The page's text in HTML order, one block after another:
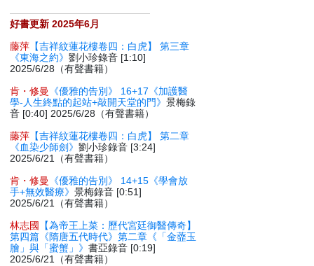
好書更新 2025年6月
藤萍 【吉祥紋蓮花樓卷四：白虎】 第三章
《東海之約》劉小珍錄音 [1:10]
2025/6/28（有聲書籍）
肯・修曼
《優雅的告別》 16+17《加護醫
學-人生終點的起站+敲開天堂的門》景梅錄
音 [0:40] 2025/6/28（有聲書籍）
藤萍 【吉祥紋蓮花樓卷四：白虎】 第二章
《血染少師劍》劉小珍錄音 [3:24]
2025/6/21（有聲書籍）
肯・修曼
《優雅的告別》 14+15《學會放
手+無效醫療》景梅錄音 [0:51]
2025/6/21（有聲書籍）
林志國
【為帝王上菜：歷代宮廷御醫傳奇】
第四篇《隋唐五代時代》第二章《「金虀玉
膾」與「蜜蟹」》書亞錄音 [0:19]
2025/6/21（有聲書籍）